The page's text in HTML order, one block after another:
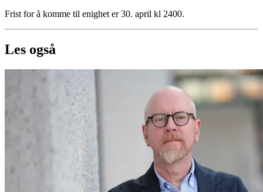
Frist for å komme til enighet er 30. april kl 2400.
Les også